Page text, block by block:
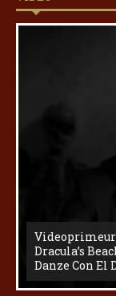
Dracula’s
Danze Con El